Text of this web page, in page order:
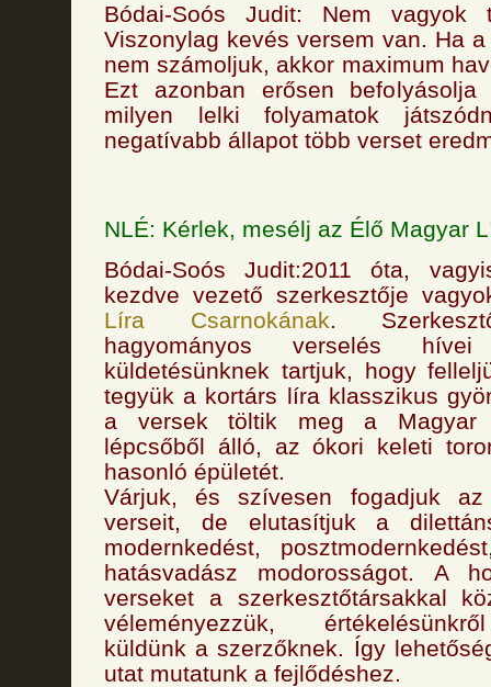
Bódai-Soós Judit: Nem vagyok
Viszonylag kevés versem van. Ha
nem számoljuk, akkor maximum
Ezt azonban erősen
milyen lelki folyamatok
negatívabb állapot több verset
NLÉ: Kérlek, mesélj az Élő Magyar
Bódai-Soós Judit:2011 óta,
kezdve vezető szerkesztője
Líra Csarnokának.
hagyományos verselés
küldetésünknek tartjuk, hogy
tegyük a kortárs líra klasszikus
a versek töltik meg a Magyar
lépcsőből álló, az ókori keleti
hasonló épületét.
Várjuk, és szívesen fogadjuk az
verseit, de elutasítjuk a
modernkedést,
hatásvadász modorosságot. A
verseket a szerkesztőtársakkal
véleményezzük,
küldünk a szerzőknek. Így
utat mutatunk a fejlődéshez.